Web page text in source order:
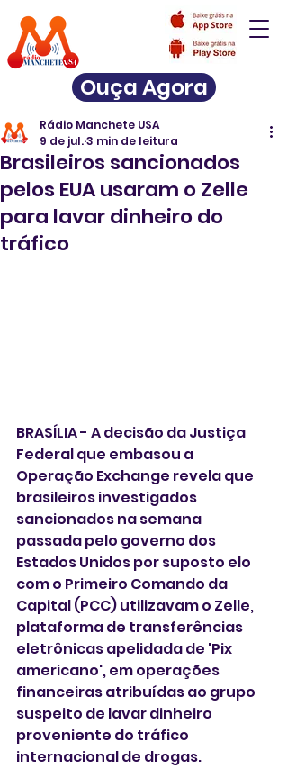
Ouça Agora
Brasileiros sancionados
pelos EUA usaram o Zelle
para lavar dinheiro do
tráfico
Rádio Manchete USA
9 de jul.3 min de leitura
BRASÍLIA - A decisão da Justiça
Federal que embasou a
Operação Exchange revela que
brasileiros investigados
sancionados na semana
passada pelo governo dos
Estados Unidos por suposto elo
com o Primeiro Comando da
Capital (PCC) utilizavam o Zelle,
plataforma de transferências
eletrônicas apelidada de 'Pix
americano', em operações
financeiras atribuídas ao grupo
suspeito de lavar dinheiro
proveniente do tráfico
internacional de drogas.